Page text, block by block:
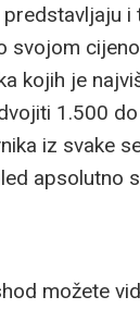
i
svojom
kojih je
1.500
iz svake
apsolutno
možete